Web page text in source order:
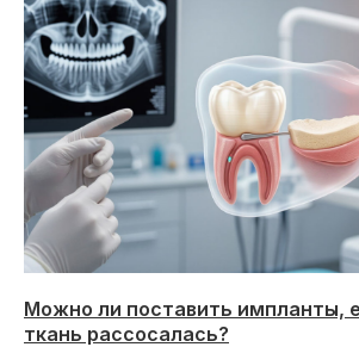
Можно ли поставить импланты,
ткань рассосалась?